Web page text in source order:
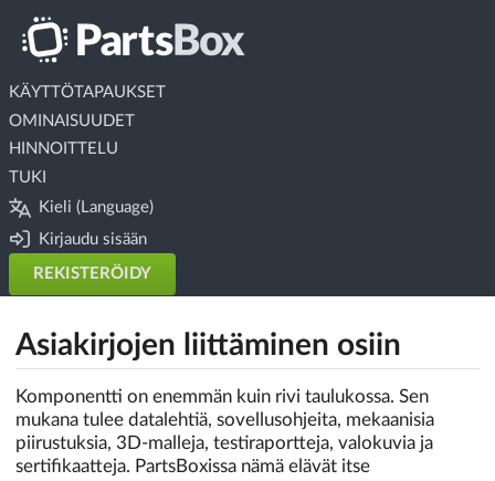
KÄYTTÖTAPAUKSET
OMINAISUUDET
HINNOITTELU
TUKI
Kieli (Language)
Kirjaudu sisään
REKISTERÖIDY
Asiakirjojen liittäminen osiin
Komponentti on enemmän kuin rivi taulukossa. Sen
mukana tulee datalehtiä, sovellusohjeita, mekaanisia
piirustuksia, 3D-malleja, testiraportteja, valokuvia ja
sertifikaatteja. PartsBoxissa nämä elävät itse